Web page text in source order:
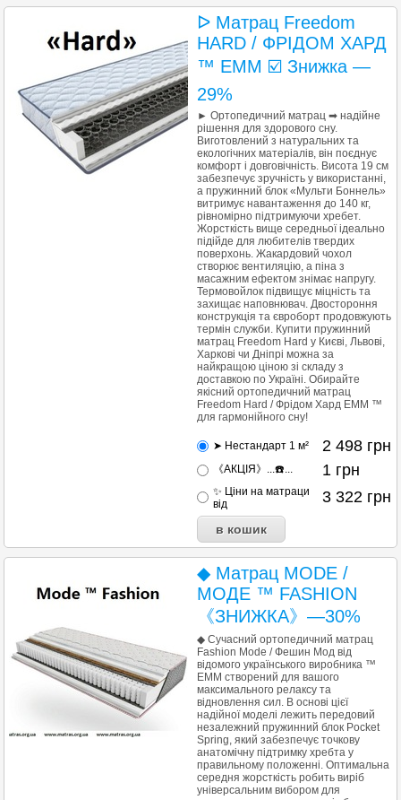
ᐅ Матрац Freedom
HARD / ФРІДОМ ХАРД
™ EMM ☑️ Знижка —
29%
► Ортопедичний матрац ➡ надійне
рішення для здорового сну.
Виготовлений з натуральних та
екологічних матеріалів, він поєднує
комфорт і довговічність. Висота 19 см
забезпечує зручність у використанні,
а пружинний блок «Мульти Боннель»
витримує навантаження до 140 кг,
рівномірно підтримуючи хребет.
Жорсткість вище середньої ідеально
підійде для любителів твердих
поверхонь. Жакардовий чохол
створює вентиляцію, а піна з
масажним ефектом знімає напругу.
Термовойлок підвищує міцність та
захищає наповнювач. Двостороння
конструкція та євроборт продовжують
термін служби. Купити пружинний
матрац Freedom Hard у Києві, Львові,
Харкові чи Дніпрі можна за
найкращою ціною зі складу з
доставкою по Україні. Обирайте
якісний ортопедичний матрац
Freedom Hard / Фрідом Хард ЕММ ™
для гармонійного сну!
➤ Нестандарт 1 м² 2 498 грн
《АКЦІЯ》...☎️... 1 грн
✨ Ціни на матраци
від
3 322 грн
◆ Матрац MODE /
МОДЕ ™ FASHION
《ЗНИЖКА》—30%
◆ Сучасний ортопедичний матрац
Fashion Mode / Фешин Мод від
відомого українського виробника ™
EMM створений для вашого
максимального релаксу та
відновлення сил. В основі цієї
надійної моделі лежить передовий
незалежний пружинний блок Pocket
Spring, який забезпечує точкову
анатомічну підтримку хребта у
правильному положенні. Оптимальна
середня жорсткість робить виріб
універсальним вибором для